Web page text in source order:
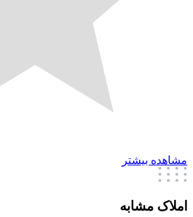
مشاهده بیشتر
املاک مشابه